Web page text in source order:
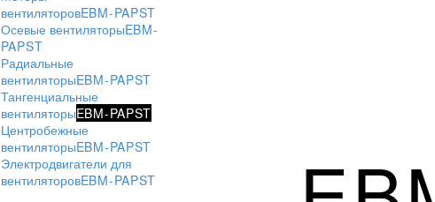
вентиляторовEBM-PAPST
Осевые вентиляторыEBM-
PAPST
Радиальные
вентиляторыEBM-PAPST
Тангенциальные
вентиляторыEBM-PAPST
Центробежные
вентиляторыEBM-PAPST
Электродвигатели для
вентиляторовEBM-PAPST